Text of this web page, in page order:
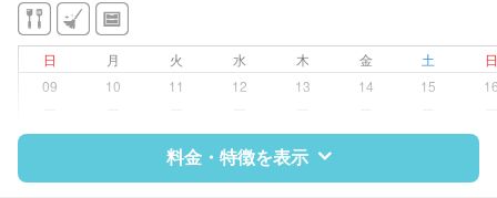
ゴミの分別/ゴミ出し
近隣買い物
家庭料理
早朝対応
夜間対応
日 月 火 水 木 金 土
09
10 11 12 13 14 15
料金・特徴を表示